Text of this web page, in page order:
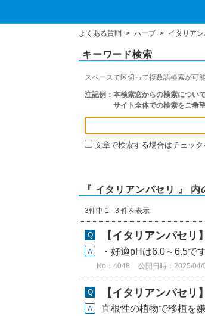
よくある質問 > ハーブ > イタリアン
キーワード検索
スペースで区切って複数語検索が
注記例： 本検索窓からの検索につい
サイト全体での検索をご希
文章で検索する場合はチェッ
『 イタリアンパセリ 』 内
3件中 1 - 3 件を表示
【イタリアンパセリ
・好適pHは6.0～6.5で
No：4048 公開日時：2025/04/
【イタリアンパセリ
直根性の植物で移植を